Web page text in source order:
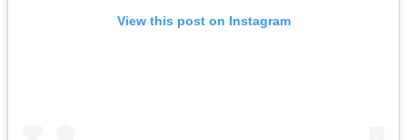
View this post on Instagram